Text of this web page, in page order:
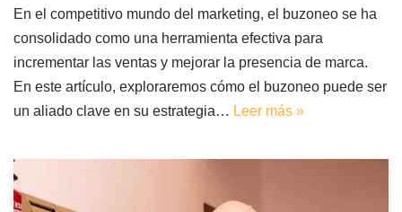
En el competitivo mundo del marketing, el buzoneo se ha
consolidado como una herramienta efectiva para
incrementar las ventas y mejorar la presencia de marca.
En este artículo, exploraremos cómo el buzoneo puede ser
un aliado clave en su estrategia… Leer más »